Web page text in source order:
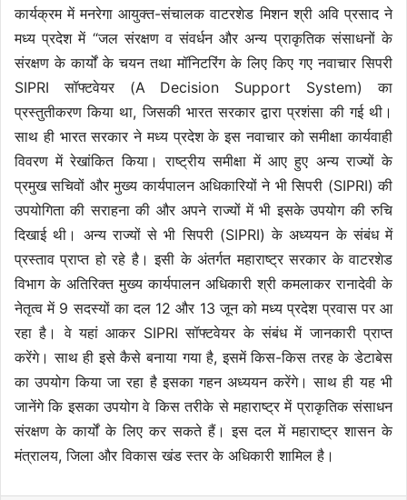
कार्यक्रम में मनरेगा आयुक्त-संचालक वाटरशेड मिशन श्री अवि प्रसाद ने
मध्य प्रदेश में “जल संरक्षण व संवर्धन और अन्य प्राकृतिक संसाधनों के
संरक्षण के कार्यों के चयन तथा मॉनिटरिंग के लिए किए गए नवाचार सिपरी
SIPRI सॉफ्टवेयर (A Decision Support System) का
प्रस्तुतीकरण किया था, जिसकी भारत सरकार द्वारा प्रशंसा की गई थी।
साथ ही भारत सरकार ने मध्य प्रदेश के इस नवाचार को समीक्षा कार्यवाही
विवरण में रेखांकित किया। राष्ट्रीय समीक्षा में आए हुए अन्य राज्यों के
प्रमुख सचिवों और मुख्य कार्यपालन अधिकारियों ने भी सिपरी (SIPRI) की
उपयोगिता की सराहना की और अपने राज्यों में भी इसके उपयोग की रुचि
दिखाई थी। अन्य राज्यों से भी सिपरी (SIPRI) के अध्ययन के संबंध में
प्रस्ताव प्राप्त हो रहे है। इसी के अंतर्गत महाराष्ट्र सरकार के वाटरशेड
विभाग के अतिरिक्त मुख्य कार्यपालन अधिकारी श्री कमलाकर रानादेवी के
नेतृत्व में 9 सदस्यों का दल 12 और 13 जून को मध्य प्रदेश प्रवास पर आ
रहा है। वे यहां आकर SIPRI सॉफ्टवेयर के संबंध में जानकारी प्राप्त
करेंगे। साथ ही इसे कैसे बनाया गया है, इसमें किस-किस तरह के डेटाबेस
का उपयोग किया जा रहा है इसका गहन अध्ययन करेंगे। साथ ही यह भी
जानेंगे कि इसका उपयोग वे किस तरीके से महाराष्ट्र में प्राकृतिक संसाधन
संरक्षण के कार्यों के लिए कर सकते हैं। इस दल में महाराष्ट्र शासन के
मंत्रालय,जिला और विकास खंड स्तर के अधिकारी शामिल है।